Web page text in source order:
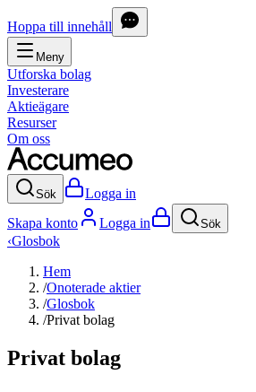
Hoppa till innehåll
Meny
Utforska bolag
Investerare
Aktieägare
Resurser
Om oss
Sök
Logga in
Skapa konto
Logga in Sök
‹Glosbok
Hem
/Onoterade aktier
/Glosbok
/Privat bolag
Privat bolag